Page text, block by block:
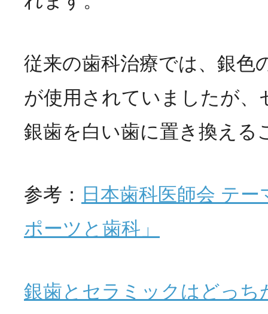
従来の歯科治療では、銀色
が使用されていましたが、
銀歯を白い歯に置き換える
参考： 日本歯科医師会 テ
ポーツと歯科」
銀歯とセラミックはどっち